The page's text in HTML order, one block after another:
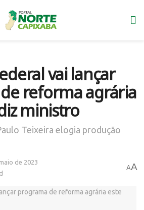
vai lançar
reforma agrária
ministro
Teixeira elogia produção
de 2023
AA